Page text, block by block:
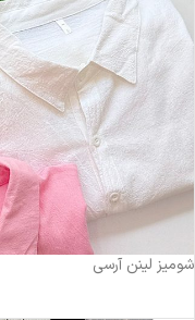
شومیز لینن آرسی